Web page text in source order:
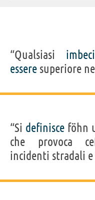
“Qualsiasi
essere superiore
“Si definisce föhn
che provoca
incidenti stradali